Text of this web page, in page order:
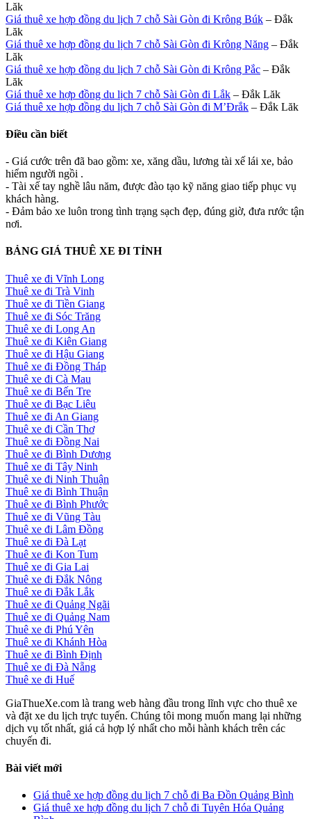
Lăk
Giá thuê xe hợp đồng du lịch 7 chỗ Sài Gòn đi Krông Búk – Đắk
Lăk
Giá thuê xe hợp đồng du lịch 7 chỗ Sài Gòn đi Krông Năng – Đắk
Lăk
Giá thuê xe hợp đồng du lịch 7 chỗ Sài Gòn đi Krông Pắc – Đắk
Lăk
Giá thuê xe hợp đồng du lịch 7 chỗ Sài Gòn đi Lắk – Đắk Lăk
Giá thuê xe hợp đồng du lịch 7 chỗ Sài Gòn đi M’Đrắk – Đắk Lăk
Điều cần biết
- Giá cước trên đã bao gồm: xe, xăng dầu, lương tài xế lái xe, bảo
hiểm người ngồi .
- Tài xế tay nghề lâu năm, được đào tạo kỹ năng giao tiếp phục vụ
khách hàng.
- Đảm bảo xe luôn trong tình trạng sạch đẹp, đúng giờ, đưa rước tận
nơi.
BẢNG GIÁ THUÊ XE ĐI TỈNH
Thuê xe đi Vĩnh Long
Thuê xe đi Trà Vinh
Thuê xe đi Tiền Giang
Thuê xe đi Sóc Trăng
Thuê xe đi Long An
Thuê xe đi Kiên Giang
Thuê xe đi Hậu Giang
Thuê xe đi Đồng Tháp
Thuê xe đi Cà Mau
Thuê xe đi Bến Tre
Thuê xe đi Bạc Liêu
Thuê xe đi An Giang
Thuê xe đi Cần Thơ
Thuê xe đi Đồng Nai
Thuê xe đi Bình Dương
Thuê xe đi Tây Ninh
Thuê xe đi Ninh Thuận
Thuê xe đi Bình Thuận
Thuê xe đi Bình Phước
Thuê xe đi Vũng Tàu
Thuê xe đi Lâm Đồng
Thuê xe đi Đà Lạt
Thuê xe đi Kon Tum
Thuê xe đi Gia Lai
Thuê xe đi Đắk Nông
Thuê xe đi Đắk Lắk
Thuê xe đi Quảng Ngãi
Thuê xe đi Quảng Nam
Thuê xe đi Phú Yên
Thuê xe đi Khánh Hòa
Thuê xe đi Bình Định
Thuê xe đi Đà Nẵng
Thuê xe đi Huế
GiaThueXe.com là trang web hàng đầu trong lĩnh vực cho thuê xe
và đặt xe du lịch trực tuyến. Chúng tôi mong muốn mang lại những
dịch vụ tốt nhất, giá cả hợp lý nhất cho mỗi hành khách trên các
chuyến đi.
Bài viết mới
Giá thuê xe hợp đồng du lịch 7 chỗ đi Ba Đồn Quảng Bình
Giá thuê xe hợp đồng du lịch 7 chỗ đi Tuyên Hóa Quảng